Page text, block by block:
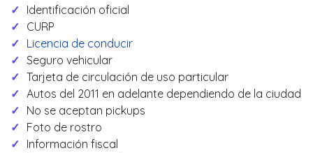
Identificación oficial
CURP
Licencia de conducir
Seguro vehicular
Tarjeta de circulación de uso particular
Autos del 2011 en adelante dependiendo de la ciudad
No se aceptan pickups
Foto de rostro
Información fiscal